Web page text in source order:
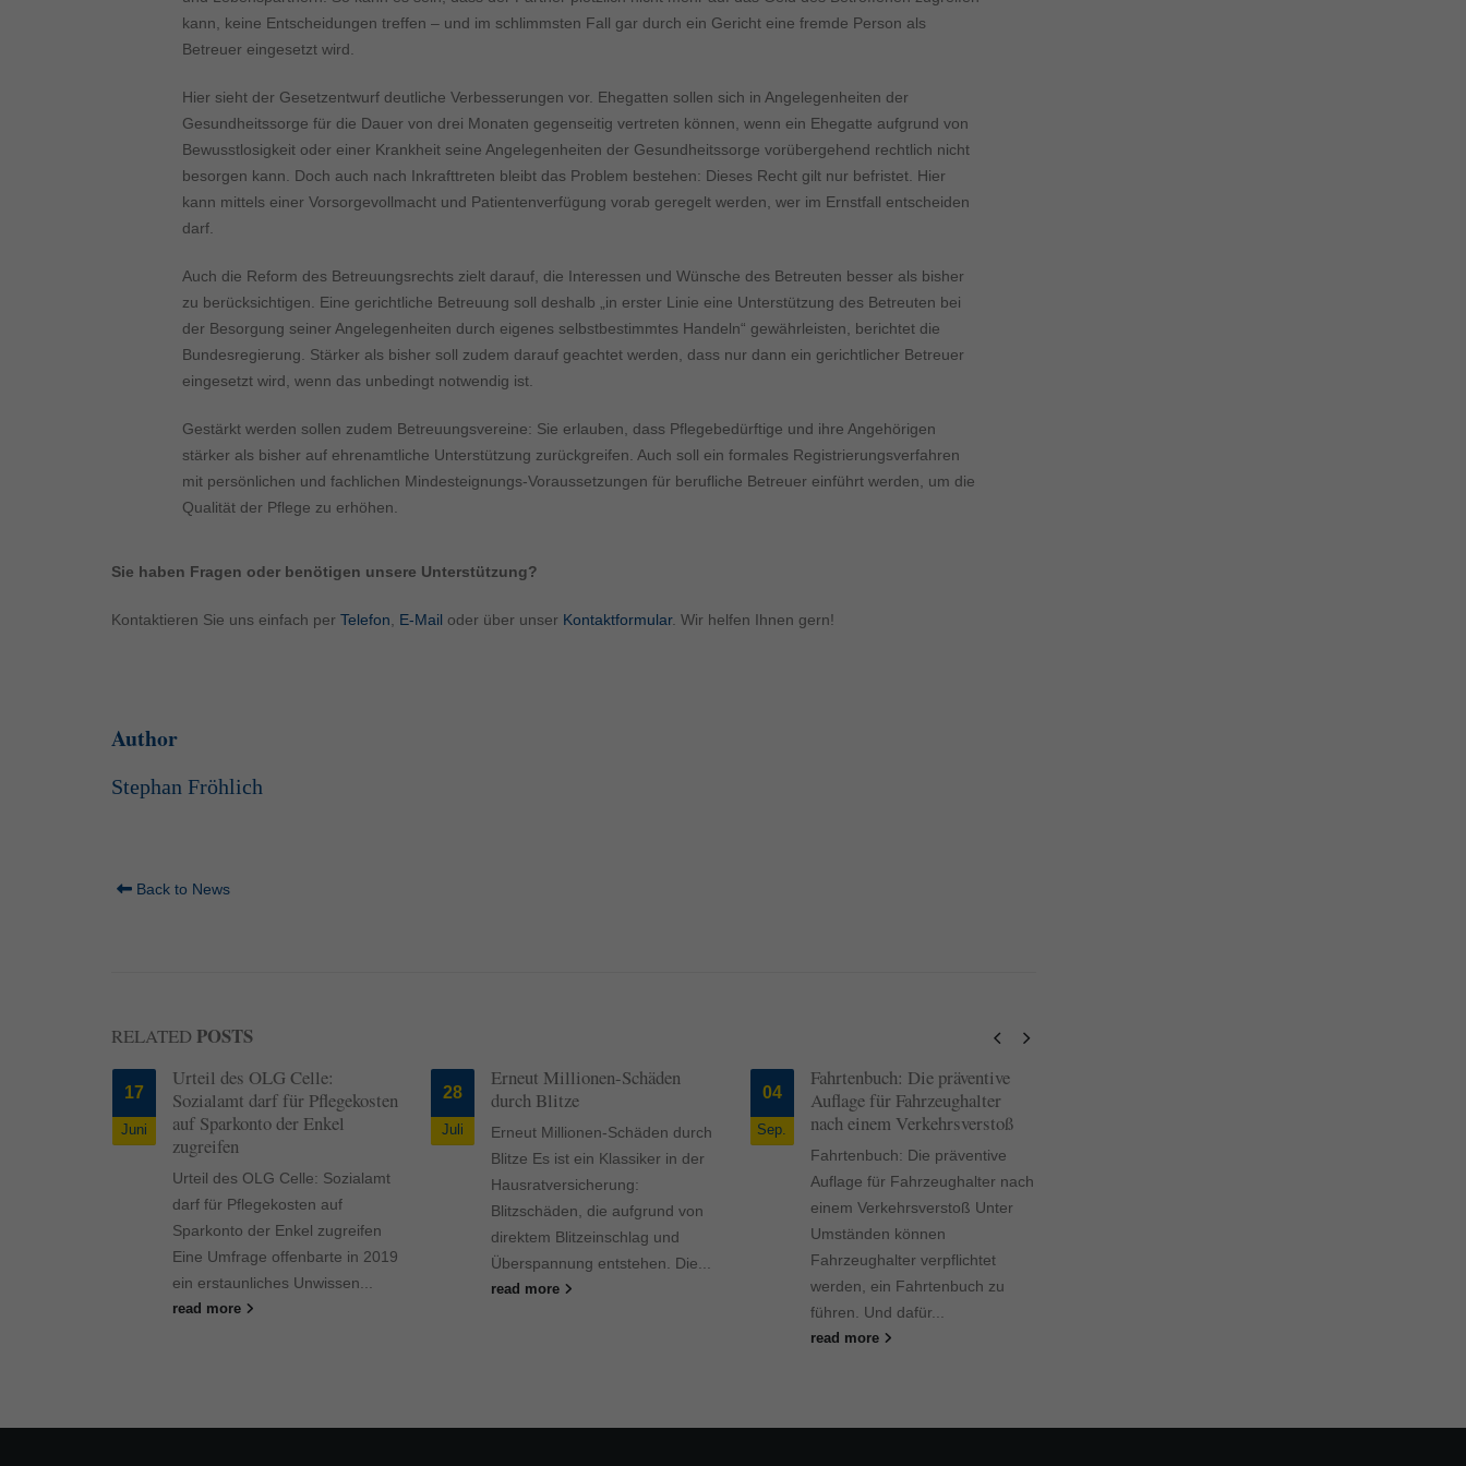
kann, keine Entscheidungen treffen – und im schlimmsten Fall gar durch ein Gericht eine fremde Person als
Betreuer eingesetzt wird.
Hier sieht der Gesetzentwurf deutliche Verbesserungen vor. Ehegatten sollen sich in Angelegenheiten der
Gesundheitssorge für die Dauer von drei Monaten gegenseitig vertreten können, wenn ein Ehegatte aufgrund von
Bewusstlosigkeit oder einer Krankheit seine Angelegenheiten der Gesundheitssorge vorübergehend rechtlich nicht
besorgen kann. Doch auch nach Inkrafttreten bleibt das Problem bestehen: Dieses Recht gilt nur befristet. Hier
kann mittels einer Vorsorgevollmacht und Patientenverfügung vorab geregelt werden, wer im Ernstfall entscheiden
darf.
Auch die Reform des Betreuungsrechts zielt darauf, die Interessen und Wünsche des Betreuten besser als bisher
zu berücksichtigen. Eine gerichtliche Betreuung soll deshalb „in erster Linie eine Unterstützung des Betreuten bei
der Besorgung seiner Angelegenheiten durch eigenes selbstbestimmtes Handeln“ gewährleisten, berichtet die
Bundesregierung. Stärker als bisher soll zudem darauf geachtet werden, dass nur dann ein gerichtlicher Betreuer
eingesetzt wird, wenn das unbedingt notwendig ist.
Gestärkt werden sollen zudem Betreuungsvereine: Sie erlauben, dass Pflegebedürftige und ihre Angehörigen
stärker als bisher auf ehrenamtliche Unterstützung zurückgreifen. Auch soll ein formales Registrierungsverfahren
mit persönlichen und fachlichen Mindesteignungs-Voraussetzungen für berufliche Betreuer einführt werden, um die
Qualität der Pflege zu erhöhen.
Sie haben Fragen oder benötigen unsere Unterstützung?
Kontaktieren Sie uns einfach per Telefon, E-Mail oder über unser Kontaktformular. Wir helfen Ihnen gern!
Author
Stephan Fröhlich
Back to News
RELATED POSTS
des OLG Celle:
darf für Pflegekosten
Sparkonto der Enkel
des OLG Celle: Sozialamt
der Enkel zugreifen
Umfrage offenbarte in 2019
erstaunliches Unwissen...
28
Juli
Erneut Millionen-Schäden
durch Blitze
Erneut Millionen-Schäden durch
Blitze Es ist ein Klassiker in der
Hausratversicherung:
Blitzschäden, die aufgrund von
direktem Blitzeinschlag und
Überspannung entstehen. Die...
read more
Sep.
Fahrtenbuch: Die präventive
Auflage für Fahrzeughalter
nach einem Verkehrsverstoß
Fahrtenbuch: Die präventive
Auflage für Fahrzeughalter nach
einem Verkehrsverstoß Unter
Umständen können
Fahrzeughalter verpflichtet
werden, ein Fahrtenbuch zu
13
Okt.
Wann muss ich in der
Wohnung heizen?
Wann muss ich in der Wohnung
heizen? In der kalten Jahreszeit
drehen die meisten Bürgerinnen
und Bürger ganz freiwillig ihre
read more